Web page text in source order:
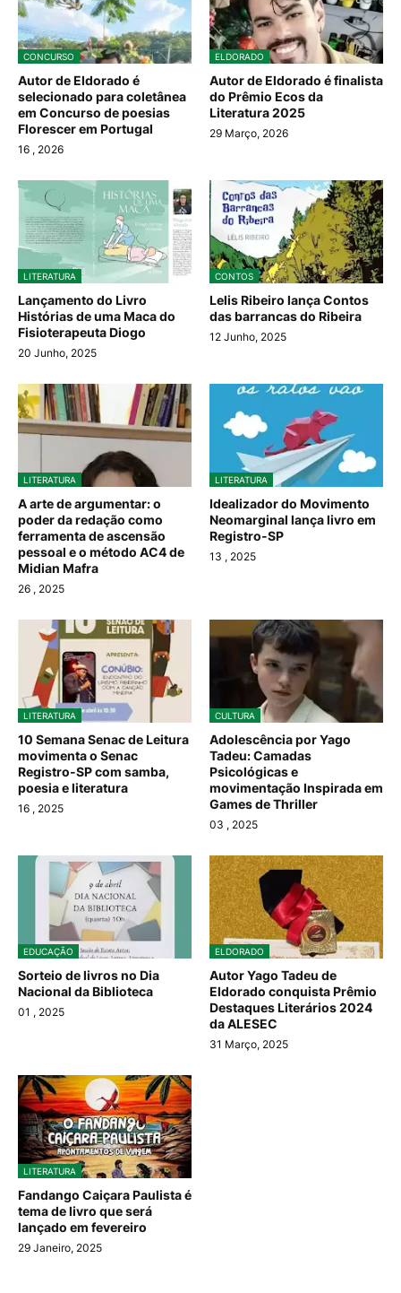
CONCURSO
Autor de Eldorado é
selecionado para coletânea
em Concurso de poesias
Florescer em Portugal
16 , 2026
ELDORADO
Autor de Eldorado é finalista
do Prêmio Ecos da
Literatura 2025
29 Março, 2026
LITERATURA
Lançamento do Livro
Histórias de uma Maca do
Fisioterapeuta Diogo
20 Junho, 2025
CONTOS
Lelis Ribeiro lança Contos
das barrancas do Ribeira
12 Junho, 2025
LITERATURA
A arte de argumentar: o
poder da redação como
ferramenta de ascensão
pessoal e o método AC4 de
Midian Mafra
26 , 2025
LITERATURA
Idealizador do Movimento
Neomarginal lança livro em
Registro-SP
13 , 2025
LITERATURA
10 Semana Senac de Leitura
movimenta o Senac
Registro-SP com samba,
poesia e literatura
16 , 2025
CULTURA
Adolescência por Yago
Tadeu: Camadas
Psicológicas e
movimentação Inspirada em
Games de Thriller
03 , 2025
EDUCAÇÃO
Sorteio de livros no Dia
Nacional da Biblioteca
01 , 2025
ELDORADO
Autor Yago Tadeu de
Eldorado conquista Prêmio
Destaques Literários 2024
da ALESEC
31 Março, 2025
LITERATURA
Fandango Caiçara Paulista é
tema de livro que será
lançado em fevereiro
29 Janeiro, 2025